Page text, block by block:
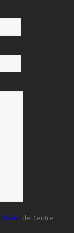
dades del Centre